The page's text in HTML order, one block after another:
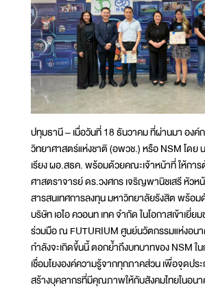
ปทุมธานี – เมื่อวันที่ 18 ธันวาคม ที่ผ่านมา อ
วิทยาศาสตร์แห่งชาติ (อพวช.) หรือ NSM โดย
เรียง ผอ.สธค. พร้อมด้วยคณะเจ้าหน้าที่ ให้กา
ศาสตราจารย์ ดร.วงศกร เจริญพานิชเสรี หัวห
สารสนเทศการลงทุน มหาวิทยาลัยรังสิต พร้อ
บริษัท เอไอ ควอนท เทค จำกัด ในโอกาสเข้าเยี่ย
ร่วมมือ ณ FUTURIUM ศูนย์นวัตกรรมแห่งอน
กำลังจะเกิดขึ้นนี้ ตอกย้ำถึงบทบาทของ NSM ใ
เชื่อมโยงองค์ความรู้จากทุกภาคส่วน เพื่อจุดปร
สร้างบุคลากรที่มีคุณภาพให้กับสังคมไทยในอน